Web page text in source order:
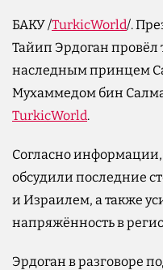
БАКУ /TurkicWorld/.
Тайип Эрдоган провёл
наследным принцем
Мухаммедом бин
TurkicWorld.
Согласно информации,
обсудили последние
и Израилем, а также
напряжённость в
Эрдоган в разговоре